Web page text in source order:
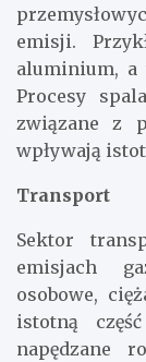
emisji.
aluminium, a
Procesy
związane z
wpływają
Transport
Sektor
emisjach
osobowe,
istotną
napędzane